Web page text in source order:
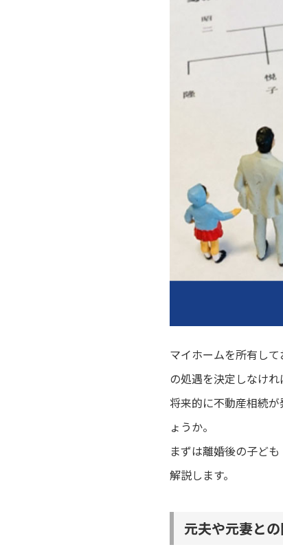
マイホームを所有し
の処遇を決定しなけれ
将来的に不動産相続
ょうか。
まずは離婚後の子ど
解説します。
元夫や元妻と